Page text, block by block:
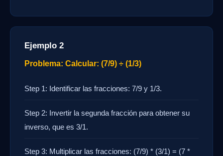
Ejemplo 2
Problema: Calcular: (7/9) ÷ (1/3)
Step 1: Identificar las fracciones: 7/9 y 1/3.
Step 2: Invertir la segunda fracción para obtener su
inverso, que es 3/1.
Step 3: Multiplicar las fracciones: (7/9) * (3/1) = (7 *